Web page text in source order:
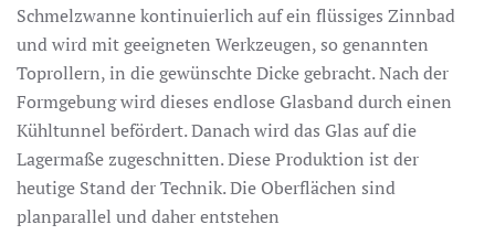
Schmelzwanne kontinuierlich auf ein flüssiges Zinnbad
und wird mit geeigneten Werkzeugen, so genannten
Toprollern, in die gewünschte Dicke gebracht. Nach der
Formgebung wird dieses endlose Glasband durch einen
Kühltunnel befördert. Danach wird das Glas auf die
Lagermaße zugeschnitten. Diese Produktion ist der
heutige Stand der Technik. Die Oberflächen sind
planparallel und daher entstehen